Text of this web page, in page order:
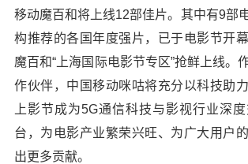
移动魔百和将上线12部佳片。其中有9部
构推荐的各国年度强片，已于电影节开
魔百和“上海国际电影节专区”抢鲜上线。
作伙伴，中国移动咪咕将充分以科技助
上影节成为5G通信科技与影视行业深
台，为电影产业繁荣兴旺、为广大用户
出更多贡献。